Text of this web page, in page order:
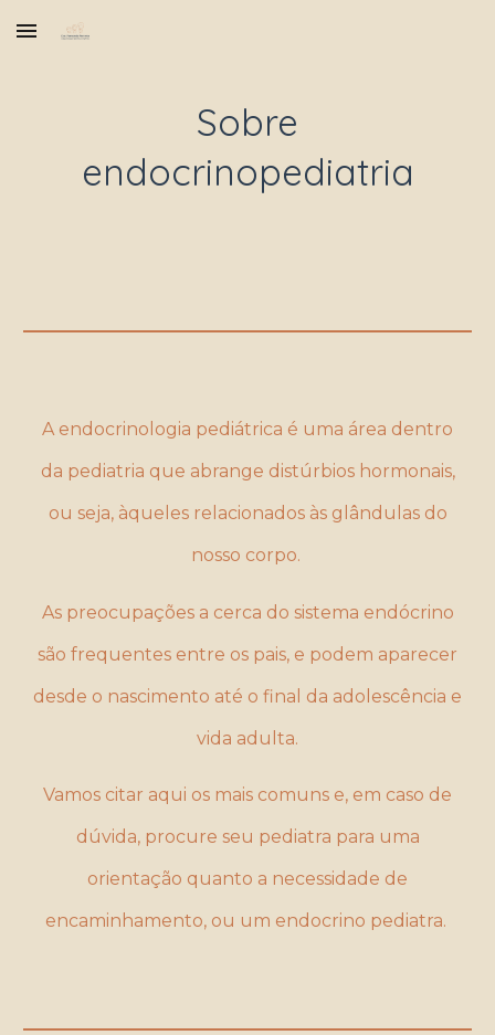
Skip to main content
Sobre
endocrinopediatria
A endocrinologia pediátrica é uma área dentro
da pediatria que abrange distúrbios hormonais,
ou seja, àqueles relacionados às glândulas do
nosso corpo.
As preocupações a cerca do sistema endócrino
são frequentes entre os pais, e podem aparecer
desde o nascimento até o final da adolescência e
vida adulta.
Vamos citar aqui os mais comuns e, em caso de
dúvida, procure seu pediatra para uma
orientação quanto a necessidade de
encaminhamento, ou um endocrino pediatra.